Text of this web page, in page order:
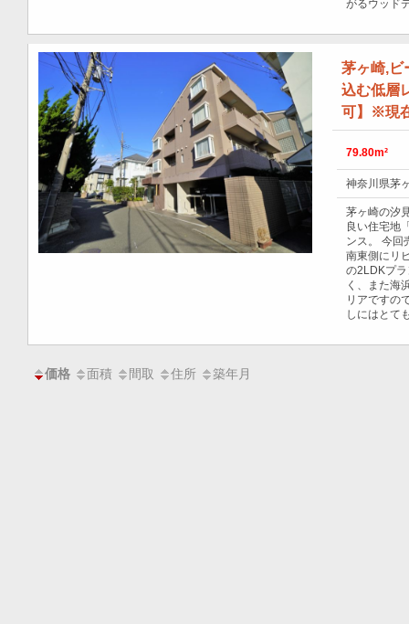
がるウッド
茅ヶ崎,ビ
込む低層
可】※現
79.80m²
神奈川県茅
茅ヶ崎の汐
良い住宅地
ンス。 今回
南東側にリ
の2LDKプ
く、また海
リアですの
しにはとて
価格 面積 間取 住所 築年月